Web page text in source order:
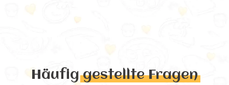
Häufiggestellte Fragen